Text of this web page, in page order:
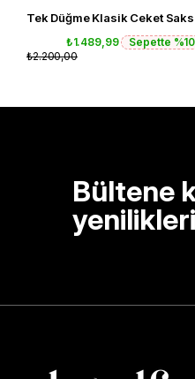
Tek Düğme Klasik Ceket Saks
₺1.489,99 Sepette
₺2.200,00
Bültene